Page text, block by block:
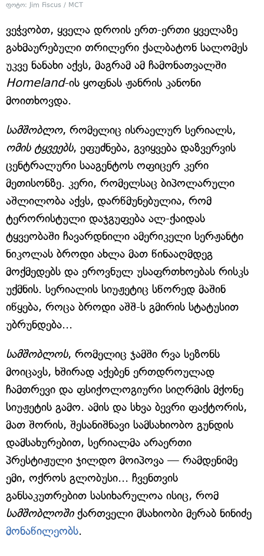
ფოტო: Jim Fiscus / MCT
ვეჭვობთ, ყველა დროის ერთ-ერთი ყველაზე
გახმაურებული თრილერი ქალბატონ სალომეს
უკვე ნანახი აქვს, მაგრამ ამ ჩამონათვალში
Homeland-ის ყოფნას ჟანრის კანონი
მოითხოვდა.
სამშობლო, რომელიც ისრაელურ სერიალს,
ომის ტყვეებს, ეფუძნება, გვიყვება დაზვერვის
ცენტრალური სააგენტოს ოფიცერ კერი
მეთისონზე. კერი, რომელსაც ბიპოლარული
აშლილობა აქვს, დარწმუნებულია, რომ
ტერორისტული დაჯგუფება ალ-ქაიდას
ტყვეობაში ჩავარდნილი ამერიკელი სერჟანტი
ნიკოლას ბროდი ახლა მათ წინააღმდეგ
მოქმედებს და ეროვნულ უსაფრთხოებას რისკს
უქმნის. სერიალის სიუჟეტიც სწორედ მაშინ
იწყება, როცა ბროდი აშშ-ს გმირის სტატუსით
უბრუნდება...
სამშობლოს, რომელიც ჯამში რვა სეზონს
მოიცავს, ხშირად აქებენ ერთდროულად
ჩამთრევი და ფსიქოლოგიური სიღრმის მქონე
სიუჟეტის გამო. ამის და სხვა ბევრი ფაქტორის,
მათ შორის, შესანიშნავი სამსახიობო გუნდის
დამსახურებით, სერიალმა არაერთი
პრესტიჟული ჯილდო მოიპოვა — რამდენიმე
ემი, ოქროს გლობუსი... ჩვენთვის
განსაკუთრებით სასიხარულოა ისიც, რომ
სამშობლოში ქართველი მსახიობი მერაბ ნინიძე
მონაწილეობს.